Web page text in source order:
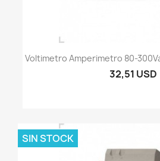
Voltimetro Amperimetro 80-
32,51 USD
SIN STOCK